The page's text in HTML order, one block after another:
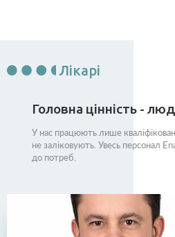
Лікарі
Головна цінність -
У нас працюють лише
не заліковують. Увесь персонал
до потреб.